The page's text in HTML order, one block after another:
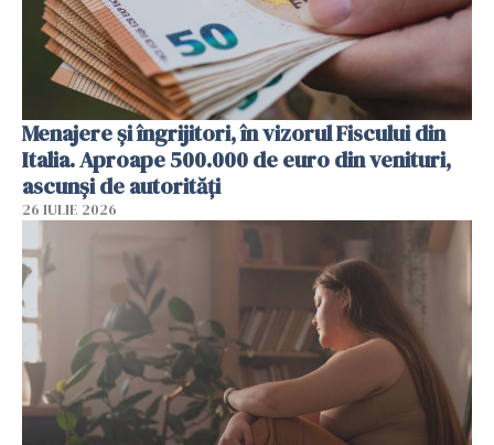
Menajere și îngrijitori, în vizorul Fiscului din
Italia. Aproape 500.000 de euro din venituri,
ascunși de autorități
26 IULIE 2026